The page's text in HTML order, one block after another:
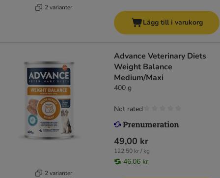
2 varianter
Lägg till i varukorg
2 varianter
Advance Veterinary Diets
Weight Balance
Medium/Maxi
400 g
49,00 kr
122,50 kr / kg
46,06 kr
Not rated